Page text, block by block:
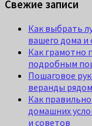
Свежие записи
Как выбрать
вашего дома
Как грамотно
подробным
Пошаговое
веранды
Как
домашних
и советов